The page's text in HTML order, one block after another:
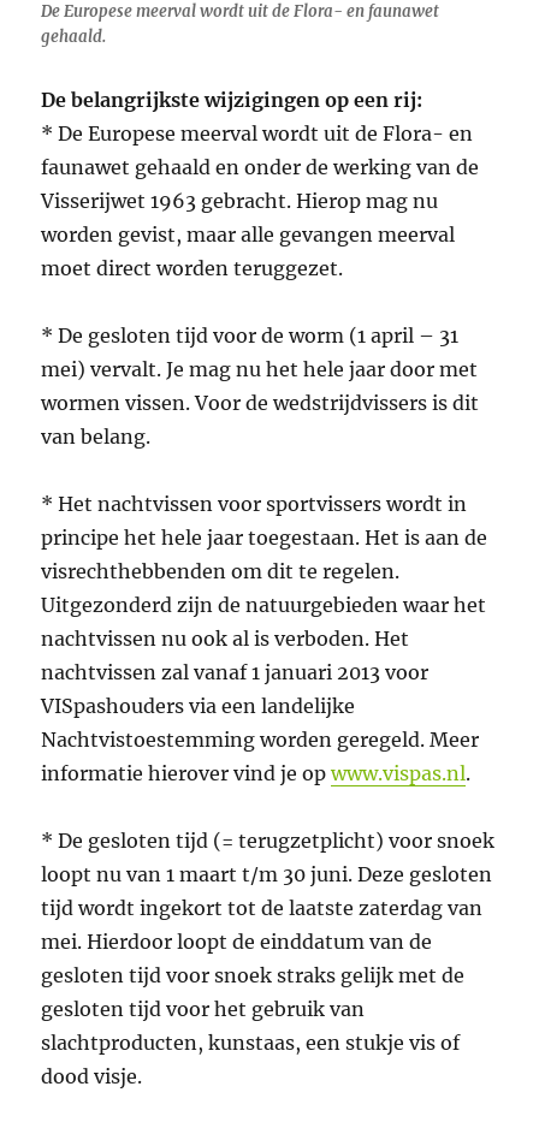
De Europese meerval wordt uit de Flora- en faunawet
gehaald.
De belangrijkste wijzigingen op een rij:
* De Europese meerval wordt uit de Flora- en
faunawet gehaald en onder de werking van de
Visserijwet 1963 gebracht. Hierop mag nu
worden gevist, maar alle gevangen meerval
moet direct worden teruggezet.
* De gesloten tijd voor de worm (1 april – 31
mei) vervalt. Je mag nu het hele jaar door met
wormen vissen. Voor de wedstrijdvissers is dit
van belang.
* Het nachtvissen voor sportvissers wordt in
principe het hele jaar toegestaan. Het is aan de
visrechthebbenden om dit te regelen.
Uitgezonderd zijn de natuurgebieden waar het
nachtvissen nu ook al is verboden. Het
nachtvissen zal vanaf 1 januari 2013 voor
VISpashouders via een landelijke
Nachtvistoestemming worden geregeld. Meer
informatie hierover vind je opwww.vispas.nl.
* De gesloten tijd (= terugzetplicht) voor snoek
loopt nu van 1 maart t/m 30 juni. Deze gesloten
tijd wordt ingekort tot de laatste zaterdag van
mei. Hierdoor loopt de einddatum van de
gesloten tijd voor snoek straks gelijk met de
gesloten tijd voor het gebruik van
slachtproducten, kunstaas, een stukje vis of
dood visje.